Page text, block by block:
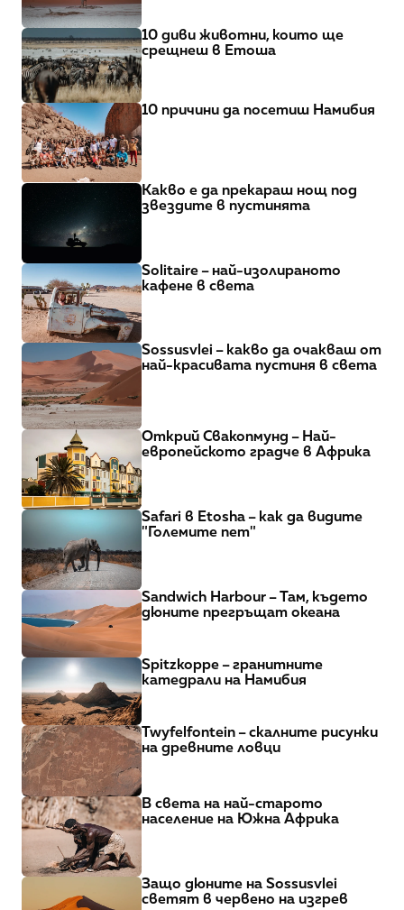
10 диви животни, които ще
срещнеш в Етоша
10 причини да посетиш Намибия
Какво е да прекараш нощ под
звездите в пустинята
Solitaire – най-изолираното
кафене в света
Sossusvlei – какво да очакваш от
най-красивата пустиня в света
Открий Свакопмунд – Най-
европейското градче в Африка
Safari в Etosha – как да видите
"Големите пет"
Sandwich Harbour – Там, където
дюните прегръщат океана
Spitzkoppe – гранитните
катедрали на Намибия
Twyfelfontein – скалните рисунки
на древните ловци
В света на най-старото
население на Южна Африка
Защо дюните на Sossusvlei
светят в червено на изгрев